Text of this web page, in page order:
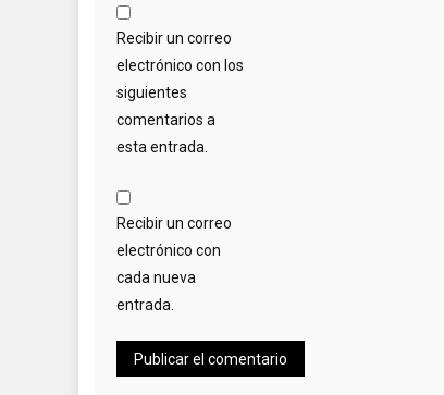
Recibir un correo
electrónico con los
siguientes
comentarios a
esta entrada.
Recibir un correo
electrónico con
cada nueva
entrada.